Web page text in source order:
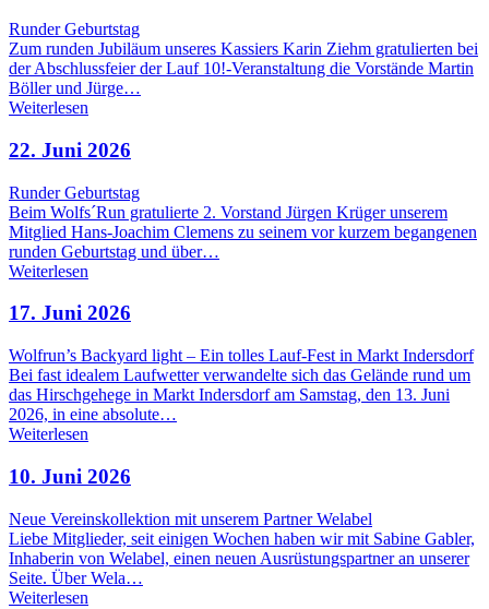
Runder Geburtstag
Zum runden Jubiläum unseres Kassiers Karin Ziehm gratulierten bei
der Abschlussfeier der Lauf 10!-Veranstaltung die Vorstände Martin
Böller und Jürge…
Weiterlesen
22. Juni 2026
Runder Geburtstag
Beim Wolfs´Run gratulierte 2. Vorstand Jürgen Krüger unserem
Mitglied Hans-Joachim Clemens zu seinem vor kurzem begangenen
runden Geburtstag und über…
Weiterlesen
17. Juni 2026
Wolfrun’s Backyard light – Ein tolles Lauf-Fest in Markt Indersdorf
Bei fast idealem Laufwetter verwandelte sich das Gelände rund um
das Hirschgehege in Markt Indersdorf am Samstag, den 13. Juni
2026, in eine absolute…
Weiterlesen
10. Juni 2026
Neue Vereinskollektion mit unserem Partner Welabel
Liebe Mitglieder, seit einigen Wochen haben wir mit Sabine Gabler,
Inhaberin von Welabel, einen neuen Ausrüstungspartner an unserer
Seite. Über Wela…
Weiterlesen